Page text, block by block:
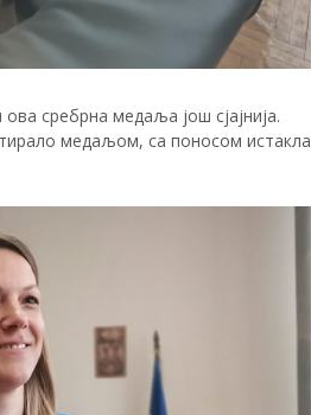
ова сребрна медаља још сјајнија.
медаљом, са поносом истакла